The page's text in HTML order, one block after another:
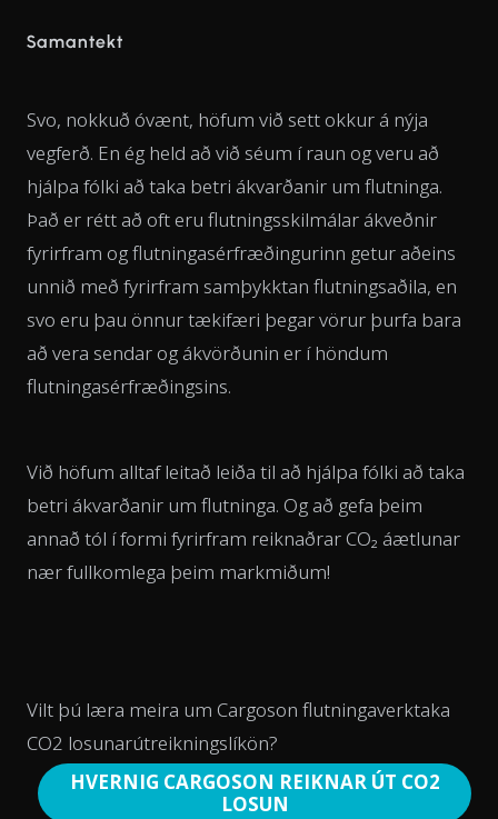
Samantekt
Svo, nokkuð óvænt, höfum við sett okkur á nýja
vegferð. En ég held að við séum í raun og veru að
hjálpa fólki að taka betri ákvarðanir um flutninga.
Það er rétt að oft eru flutningsskilmálar ákveðnir
fyrirfram og flutningasérfræðingurinn getur aðeins
unnið með fyrirfram samþykktan flutningsaðila, en
svo eru þau önnur tækifæri þegar vörur þurfa bara
að vera sendar og ákvörðunin er í höndum
flutningasérfræðingsins.
Við höfum alltaf leitað leiða til að hjálpa fólki að taka
betri ákvarðanir um flutninga. Og að gefa þeim
annað tól í formi fyrirfram reiknaðrar CO₂ áætlunar
nær fullkomlega þeim markmiðum!
Vilt þú læra meira um Cargoson flutningaverktaka
CO2 losunarútreikningslíkön?
HVERNIG CARGOSON REIKNAR ÚT CO2
LOSUN